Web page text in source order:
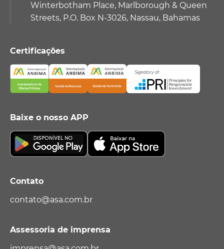
Winterbotham Place, Marlborough & Queen
Streets, P.O. Box N-3026, Nassau, Bahamas
Certificações
Baixe o nosso APP
Contato
contato@asa.com.br
Assessoria de imprensa